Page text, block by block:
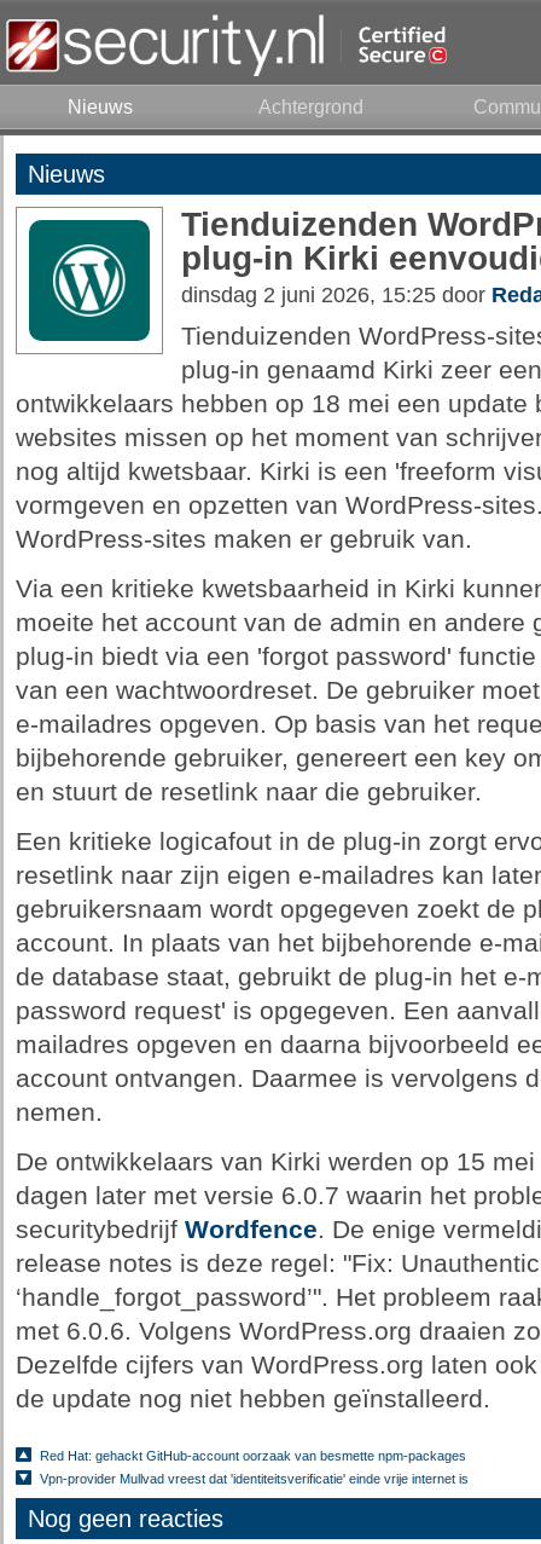
Nieuws Achtergrond
Nieuws
Tienduizenden
plug-in Kirki
dinsdag 2 juni 2026, 15:25 door
Tienduizenden WordPress-
plug-in genaamd Kirki zeer
ontwikkelaars hebben op 18 mei een
websites missen op het moment van
nog altijd kwetsbaar. Kirki is een 'freeform
vormgeven en opzetten van WordPress-
WordPress-sites maken er gebruik van.
Via een kritieke kwetsbaarheid in Kirki
moeite het account van de admin en andere
plug-in biedt via een 'forgot password'
van een wachtwoordreset. De gebruiker
e-mailadres opgeven. Op basis van het
bijbehorende gebruiker, genereert een key
en stuurt de resetlink naar die gebruiker.
Een kritieke logicafout in de plug-in zorgt
resetlink naar zijn eigen e-mailadres kan
gebruikersnaam wordt opgegeven zoekt de
account. In plaats van het bijbehorende e-
de database staat, gebruikt de plug-in het e-
password request' is opgegeven. Een
mailadres opgeven en daarna bijvoorbeeld
account ontvangen. Daarmee is vervolgens
nemen.
De ontwikkelaars van Kirki werden op 15
dagen later met versie 6.0.7 waarin het
securitybedrijf Wordfence. De enige
release notes is deze regel: "Fix:
‘handle_forgot_password’". Het probleem
met 6.0.6. Volgens WordPress.org draaien
Dezelfde cijfers van WordPress.org laten
de update nog niet hebben geïnstalleerd.
Red Hat: gehackt GitHub-account oorzaak van besmette npm-packages
Vpn-provider Mullvad vreest dat 'identiteitsverificatie' einde vrije internet is
Nog geen reacties